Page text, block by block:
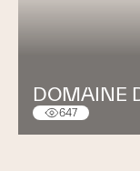
DOMAINE
647